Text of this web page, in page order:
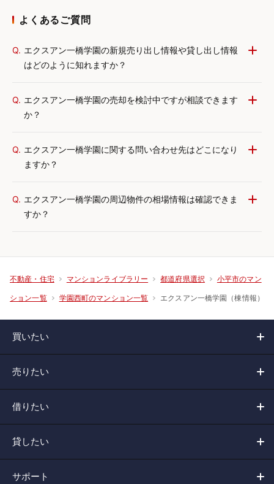
よくあるご質問
Q. エクスアン一橋学園の新規売り出し情報や貸し出し情報
はどのように知れますか？
Q. エクスアン一橋学園の売却を検討中ですが相談できます
か？
Q. エクスアン一橋学園に関する問い合わせ先はどこになり
ますか？
Q. エクスアン一橋学園の周辺物件の相場情報は確認できま
すか？
不動産・住宅 マンションライブラリー 都道府県選択 小平市のマン
ション一覧 学園西町のマンション一覧 エクスアン一橋学園（棟情報）
買いたい
売りたい
借りたい
貸したい
サポート